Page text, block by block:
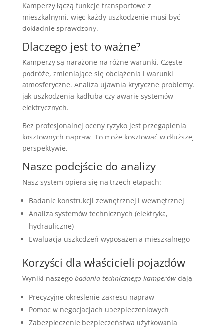
Kamperzy łączą funkcje transportowe z
mieszkalnymi, więc każdy uszkodzenie musi być
dokładnie sprawdzony.
Dlaczego jest to ważne?
Kamperzy są narażone na różne warunki. Częste
podróże, zmieniające się obciążenia i warunki
atmosferyczne. Analiza ujawnia krytyczne problemy,
jak uszkodzenia kadłuba czy awarie systemów
elektrycznych.
Bez profesjonalnej oceny ryzyko jest przegapienia
kosztownych napraw. To może kosztować w dłuższej
perspektywie.
Nasze podejście do analizy
Nasz system opiera się na trzech etapach:
Badanie konstrukcji zewnętrznej i wewnętrznej
Analiza systemów technicznych (elektryka,
hydrauliczne)
Ewaluacja uszkodzeń wyposażenia mieszkalnego
Korzyści dla właścicieli pojazdów
Wyniki naszego badania technicznego kamperówdają:
Precyzyjne określenie zakresu napraw
Pomoc w negocjacjach ubezpieczeniowych
Zabezpieczenie bezpieczeństwa użytkowania